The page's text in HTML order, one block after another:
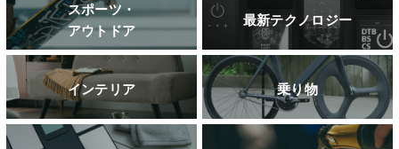
スポーツ・
アウトドア
最新テクノロジー
インテリア 乗り物